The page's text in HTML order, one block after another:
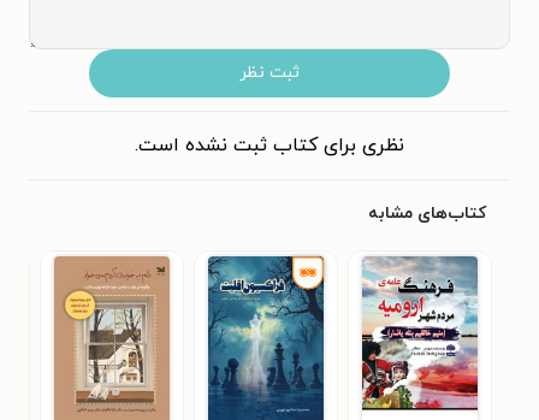
ثبت نظر
نظری برای کتاب ثبت نشده است.
کتاب‌های مشابه